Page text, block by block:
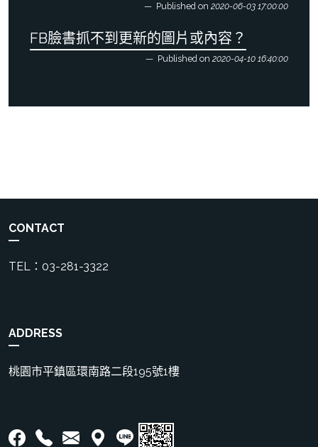
Published on 2020-06-03 17:00:00
FB臉書抓不到更新的圖片或內容？
Published on 2020-04-10 16:40:00
CONTACT
TEL：03-281-3322
ADDRESS
桃園市平鎮區環南路二段195號1樓